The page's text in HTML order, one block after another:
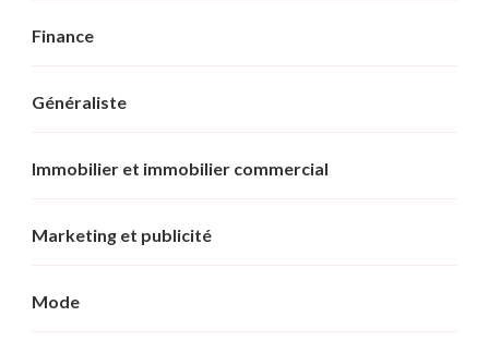
Finance
Généraliste
Immobilier et immobilier commercial
Marketing et publicité
Mode